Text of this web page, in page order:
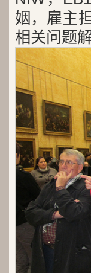
姻，雇主
相关问题